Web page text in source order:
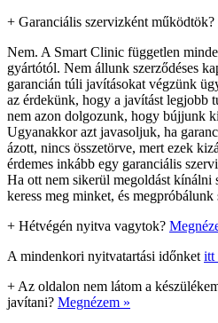
+ Garanciális szervizként működtök?
Nem. A Smart Clinic független
gyártótól. Nem állunk szerződéses
garancián túli javításokat végzünk
az érdekünk, hogy a javítást legjobb
nem azon dolgozunk, hogy bújjunk
Ugyanakkor azt javasoljuk, ha
ázott, nincs összetörve, mert ezek
érdemes inkább egy garanciális
Ha ott nem sikerül megoldást kínálni
keress meg minket, és megpróbálunk
+ Hétvégén nyitva vagytok?
A mindenkori nyitvatartási időnket itt
+ Az oldalon nem látom a
javítani? Megnézem »